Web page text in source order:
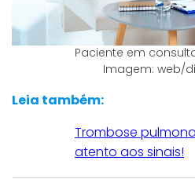
Paciente em
Imagem: web/
Leia também:
Trombose
atento aos sinais!